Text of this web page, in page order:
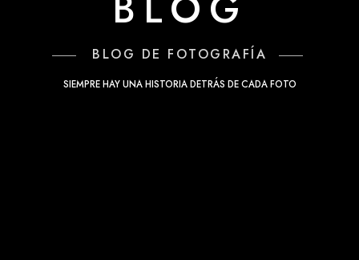
BLOG DE FOTOGRAFÍA
SIEMPRE HAY UNA HISTORIA DETRÁS DE CADA FOTO